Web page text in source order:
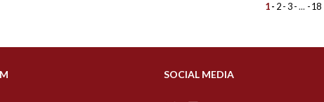
1 2 3 ... 18
SOCIAL MEDIA